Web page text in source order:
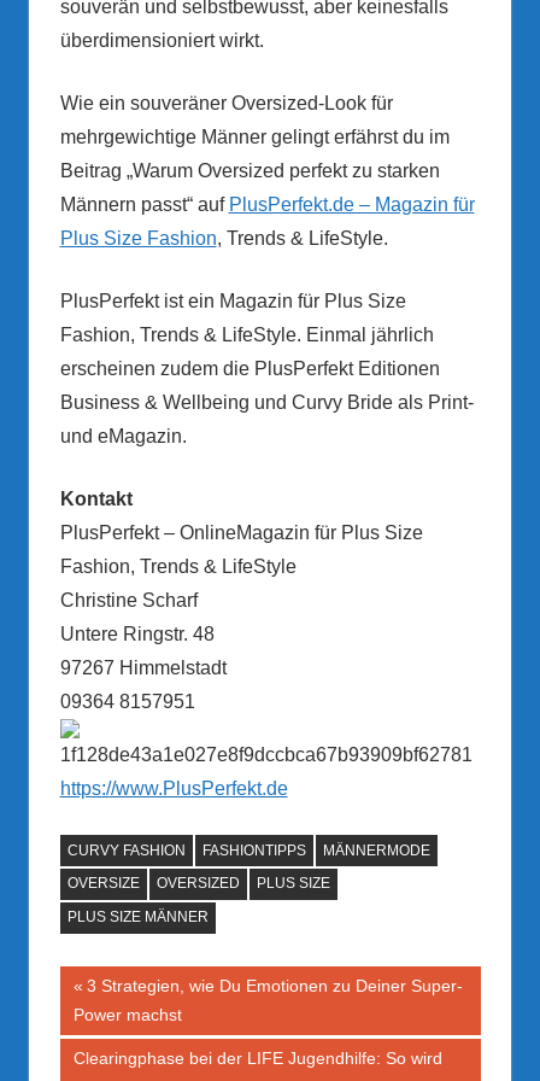
souverän und selbstbewusst, aber keinesfalls
überdimensioniert wirkt.
Wie ein souveräner Oversized-Look für
mehrgewichtige Männer gelingt erfährst du im
Beitrag „Warum Oversized perfekt zu starken
Männern passt“ auf PlusPerfekt.de – Magazin für
Plus Size Fashion, Trends & LifeStyle.
PlusPerfekt ist ein Magazin für Plus Size
Fashion, Trends & LifeStyle. Einmal jährlich
erscheinen zudem die PlusPerfekt Editionen
Business & Wellbeing und Curvy Bride als Print-
und eMagazin.
Kontakt
PlusPerfekt – OnlineMagazin für Plus Size
Fashion, Trends & LifeStyle
Christine Scharf
Untere Ringstr. 48
97267 Himmelstadt
09364 8157951
https://www.PlusPerfekt.de
CURVY FASHION FASHIONTIPPS
MÄNNERMODE
OVERSIZE
OVERSIZED
PLUS SIZE
PLUS SIZE MÄNNER
Beitragsnavigation
Vorheriger
Beitrag:
3 Strategien, wie Du Emotionen zu Deiner Super-
Power machst
Nächster
Clearingphase bei der LIFE Jugendhilfe: So wird